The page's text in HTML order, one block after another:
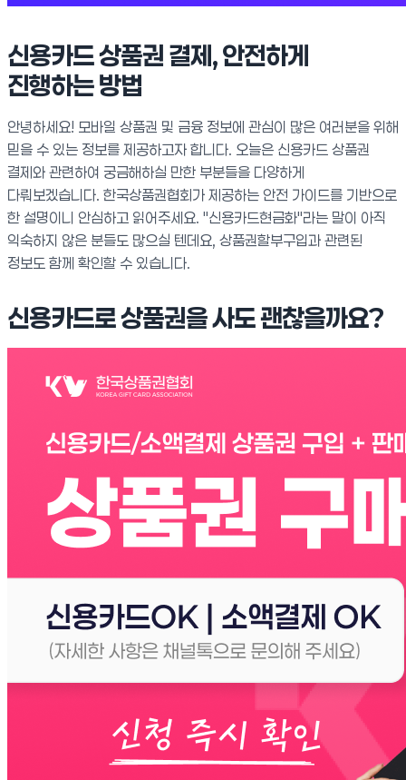
신용카드 상품권 결제, 안전하게
진행하는 방법
안녕하세요! 모바일 상품권 및 금융 정보에 관심이 많은 여러분을 위해
믿을 수 있는 정보를 제공하고자 합니다. 오늘은 신용카드 상품권
결제와 관련하여 궁금해하실 만한 부분들을 다양하게
다뤄보겠습니다. 한국상품권협회가 제공하는 안전 가이드를 기반으로
한 설명이니 안심하고 읽어주세요. "신용카드현금화"라는 말이 아직
익숙하지 않은 분들도 많으실 텐데요, 상품권할부구입과 관련된
정보도 함께 확인할 수 있습니다.
신용카드로 상품권을 사도 괜찮을까요?